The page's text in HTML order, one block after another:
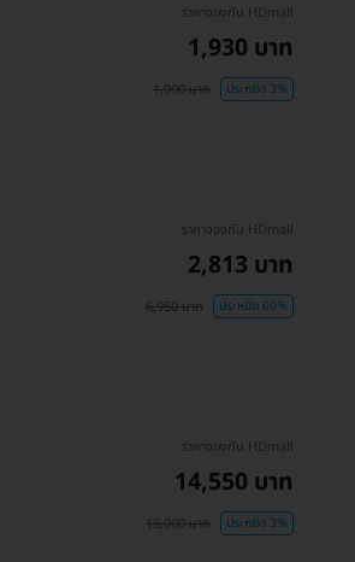
ราคาจองกับ HDmall
1,930 บาท
1,990 บาท ประหยัด 3%
ราคาจองกับ HDmall
2,813 บาท
6,950 บาท ประหยัด 60%
ราคาจองกับ HDmall
14,550 บาท
15,000 บาท ประหยัด 3%